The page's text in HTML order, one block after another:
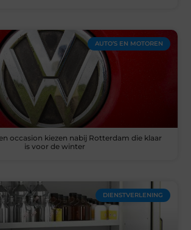
AUTO’S EN MOTOREN
occasion kiezen nabij Rotterdam die klaar
is voor de winter
DIENSTVERLENING